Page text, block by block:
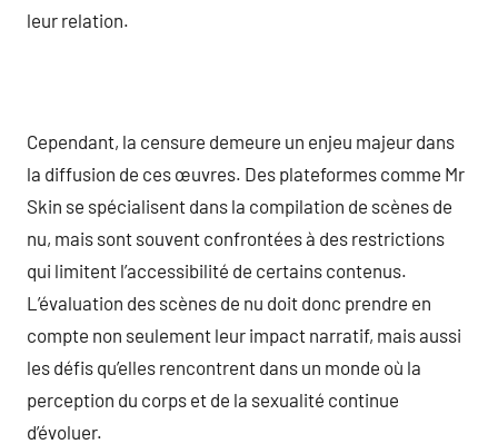
leur relation.
Cependant, la censure demeure un enjeu majeur dans
la diffusion de ces œuvres. Des plateformes comme Mr
Skin se spécialisent dans la compilation de scènes de
nu, mais sont souvent confrontées à des restrictions
qui limitent l’accessibilité de certains contenus.
L’évaluation des scènes de nu doit donc prendre en
compte non seulement leur impact narratif, mais aussi
les défis qu’elles rencontrent dans un monde où la
perception du corps et de la sexualité continue
d’évoluer.